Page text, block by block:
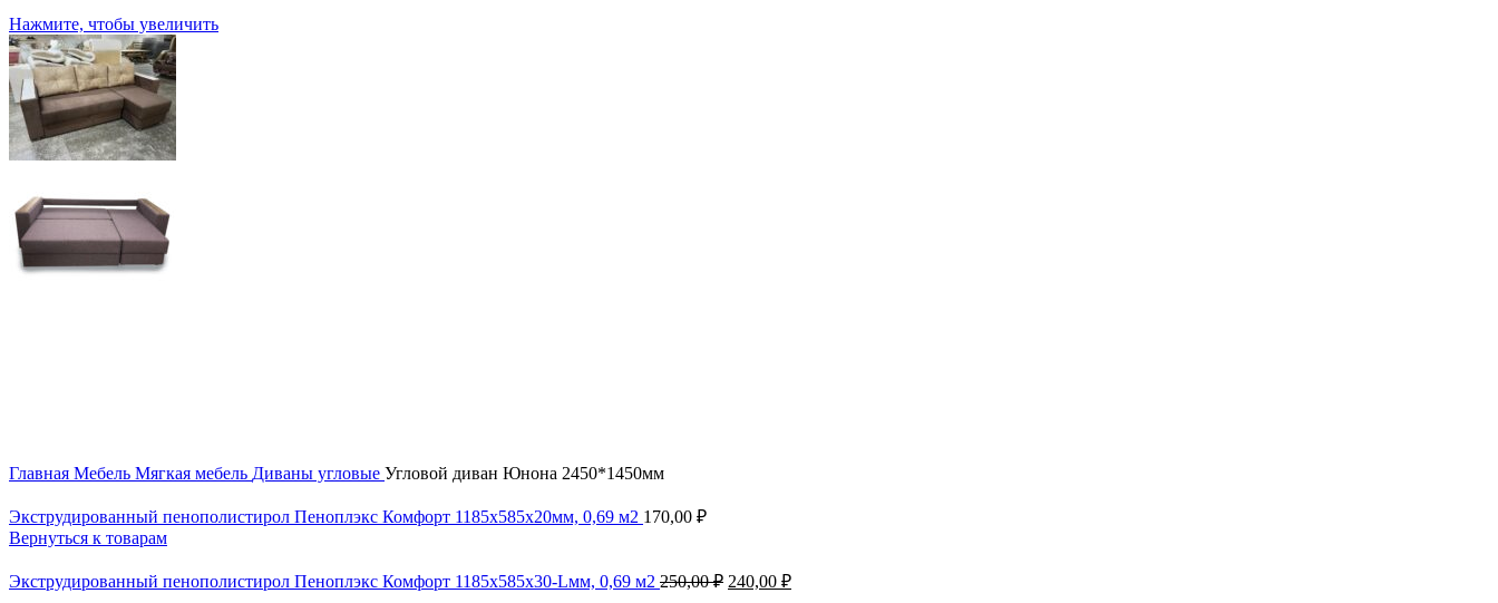
Нажмите, чтобы увеличить
Главная Мебель Мягкая мебель Диваны угловые Угловой диван Юнона 2450*1450мм
Экструдированный пенополистирол Пеноплэкс Комфорт 1185х585х20мм, 0,69 м2 170,00 ₽
Вернуться к товарам
Экструдированный пенополистирол Пеноплэкс Комфорт 1185х585х30-Lмм, 0,69 м2 250,00₽ 240,00 ₽